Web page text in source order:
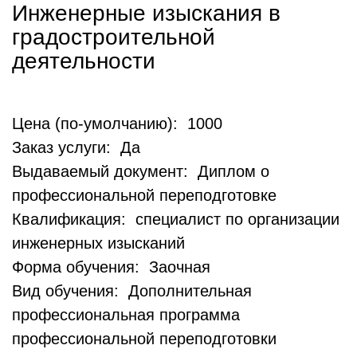
Инженерные изыскания в
градостроительной
деятельности
Цена (по-умолчанию): 1000
Заказ услуги: Да
Выдаваемый документ: Диплом о
профессиональной переподготовке
Квалификация: специалист по организации
инженерных изысканий
Форма обучения: Заочная
Вид обучения: Дополнительная
профессиональная программа
профессиональной переподготовки